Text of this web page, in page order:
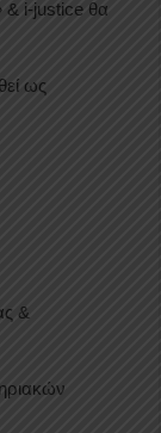
& i-justice θα
ως
&